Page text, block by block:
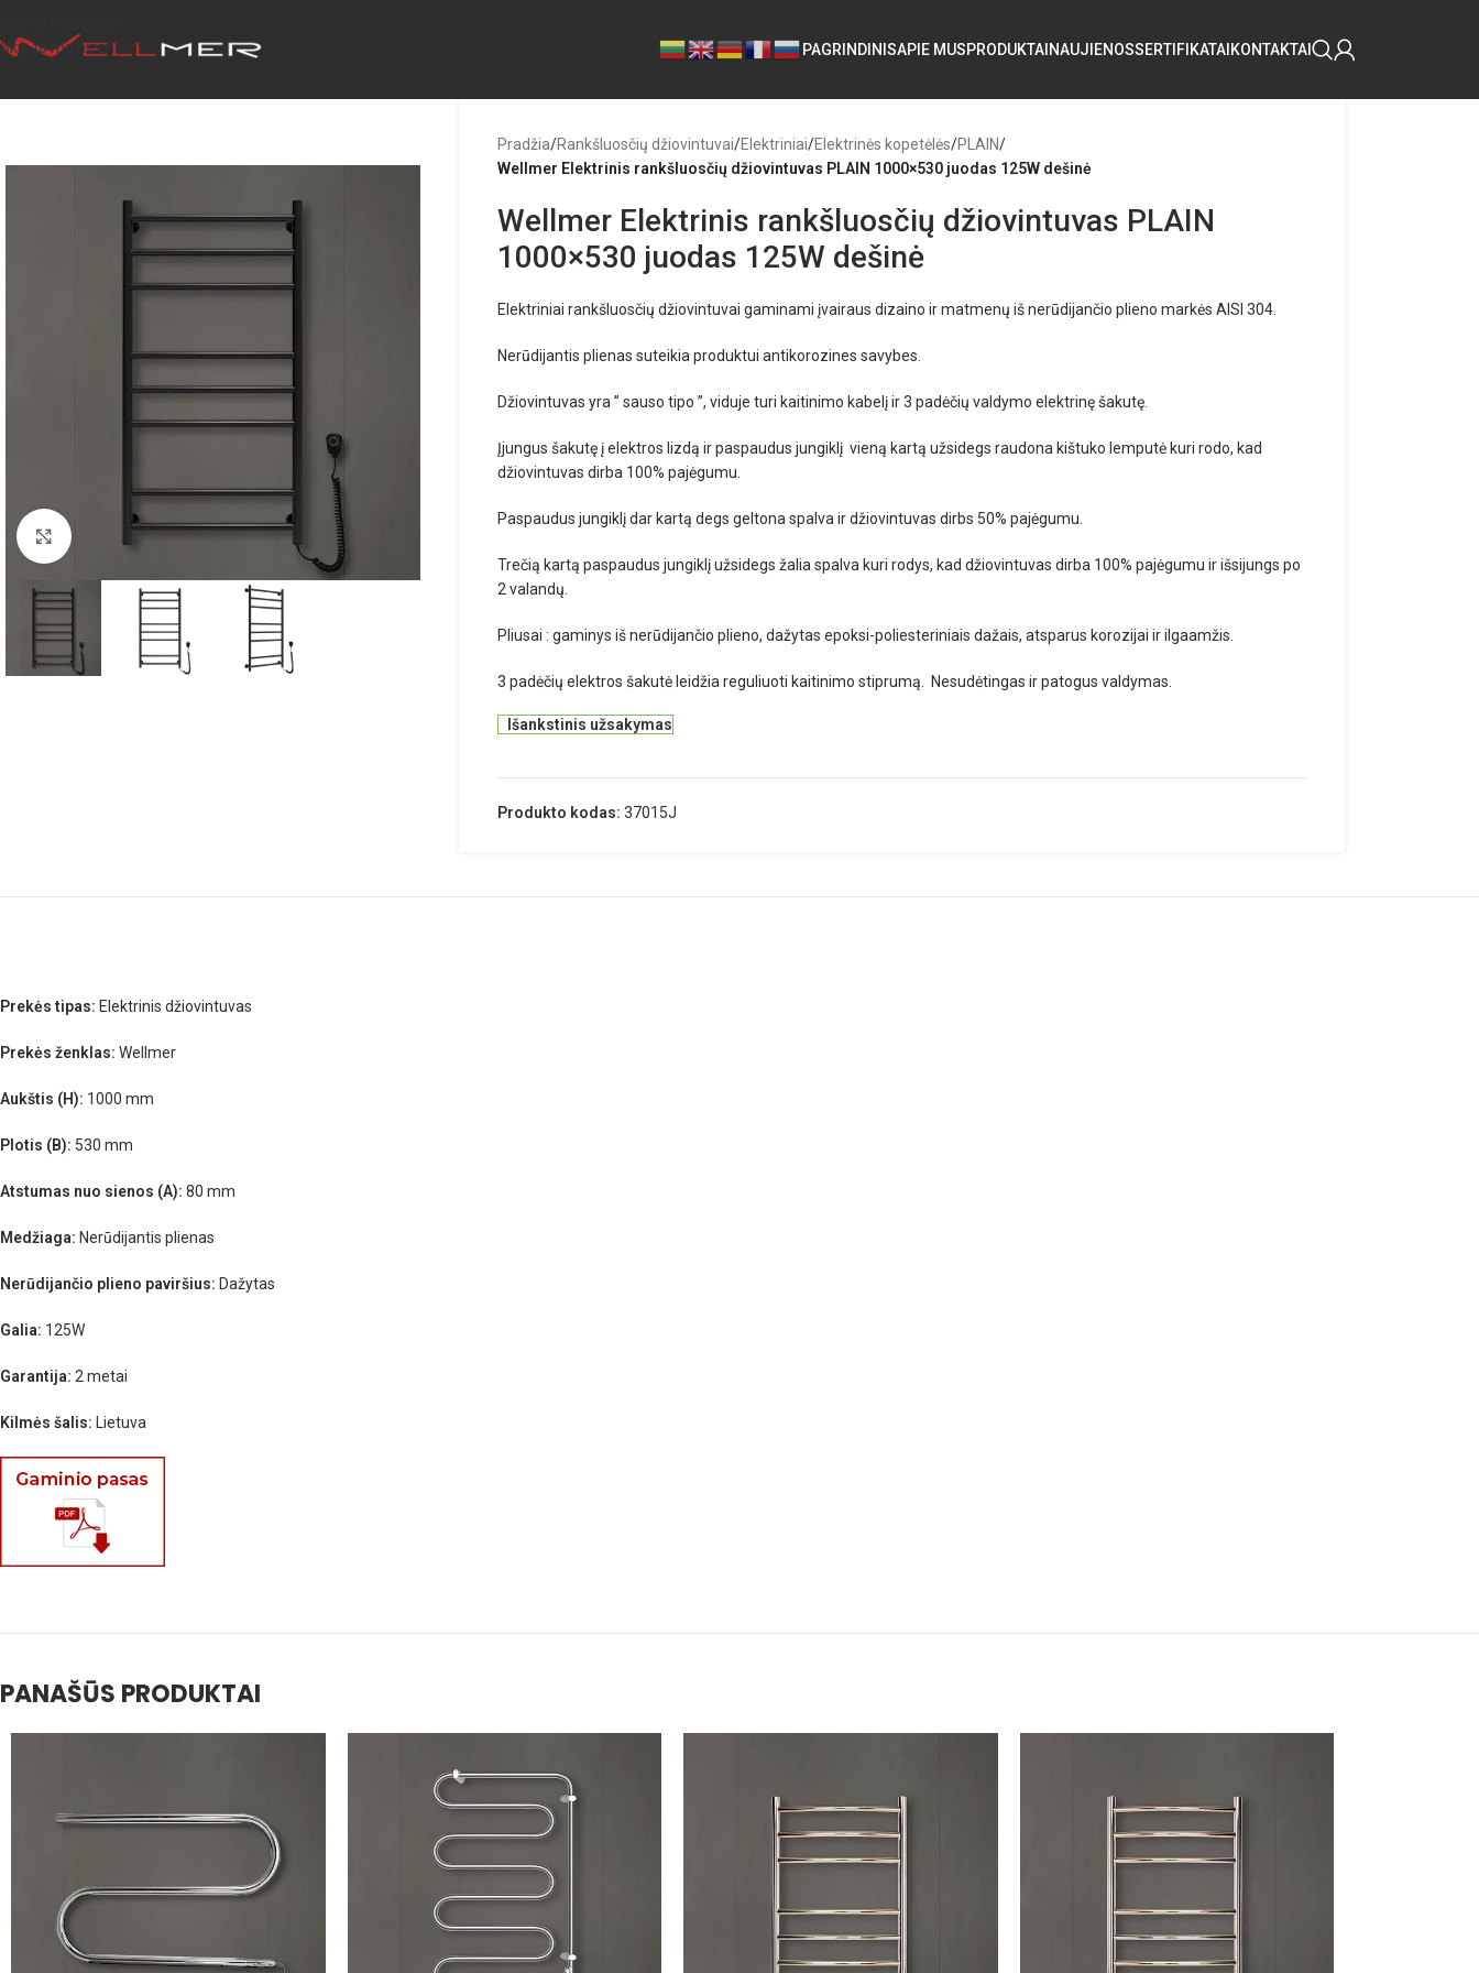
Skip to main content
PAGRINDINISAPIE MUSPRODUKTAINAUJIENOSSERTIFIKATAIKONTAKTAI
Click to enlarge
Pradžia/Rankšluosčių džiovintuvai/Elektriniai/Elektrinės kopetėlės/PLAIN/
Wellmer Elektrinis rankšluosčių džiovintuvas PLAIN 1000×530 juodas 125W dešinė
Wellmer Elektrinis rankšluosčių džiovintuvas PLAIN
1000×530 juodas 125W dešinė
Elektriniai rankšluosčių džiovintuvai gaminami įvairaus dizaino ir matmenų iš nerūdijančio plieno markės AISI 304.
Nerūdijantis plienas suteikia produktui antikorozines savybes.
Džiovintuvas yra ” sauso tipo ”, viduje turi kaitinimo kabelį ir 3 padėčių valdymo elektrinę šakutę.
Įjungus šakutę į elektros lizdą ir paspaudus jungiklį vieną kartą užsidegs raudona kištuko lemputė kuri rodo, kad
džiovintuvas dirba 100% pajėgumu.
Paspaudus jungiklį dar kartą degs geltona spalva ir džiovintuvas dirbs 50% pajėgumu.
Trečią kartą paspaudus jungiklį užsidegs žalia spalva kuri rodys, kad džiovintuvas dirba 100% pajėgumu ir išsijungs po
2 valandų.
Pliusai : gaminys iš nerūdijančio plieno, dažytas epoksi-poliesteriniais dažais, atsparus korozijai ir ilgaamžis.
3 padėčių elektros šakutė leidžia reguliuoti kaitinimo stiprumą. Nesudėtingas ir patogus valdymas.
Išankstinis užsakymas
Produkto kodas:37015J
Prekės tipas: Elektrinis džiovintuvas
Prekės ženklas: Wellmer
Aukštis (H): 1000 mm
Plotis (B): 530 mm
Atstumas nuo sienos (A): 80 mm
Medžiaga: Nerūdijantis plienas
Nerūdijančio plieno paviršius: Dažytas
Galia: 125W
Garantija: 2 metai
Kilmės šalis: Lietuva
PANAŠŪS PRODUKTAI